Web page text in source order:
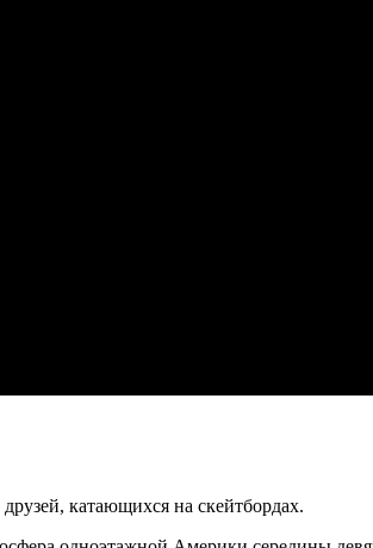
катающихся на скейтбордах.